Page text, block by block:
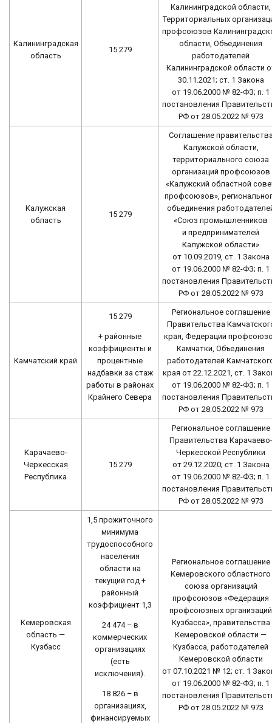
Калининградская
область
15 279
Калининградской области,
Территориальных
профсоюзов
области, Объединения
работодателей
Калининградской области
30.11.2021; ст. 1 Закона
от 19.06.2000 № 82-ФЗ; п. 1
постановления
РФ от 28.05.2022 № 973
Калужская
область
15 279
Соглашение
Калужской области,
территориального союза
организаций профсоюзов
«Калужский областной
профсоюзов»,
объединения
«Союз промышленников
и предпринимателей
Калужской области»
от 10.09.2019, ст. 1 Закона
от 19.06.2000 № 82-ФЗ; п. 1
постановления
РФ от 28.05.2022 № 973
Камчатский край
15 279
+ районные
коэффициенты и
процентные
надбавки за стаж
работы в районах
Крайнего Севера
Региональное соглашение
Правительства
края, Федерации
Камчатки, Объединения
работодателей
края от 22.12.2021, ст. 1
от 19.06.2000 № 82-ФЗ; п. 1
постановления
РФ от 28.05.2022 № 973
Карачаево-
Черкесская
Республика
15 279
Региональное соглашение
Правительства Карачаево-
Черкесской Республики
от 29.12.2020; ст. 1 Закона
от 19.06.2000 № 82-ФЗ; п. 1
постановления
РФ от 28.05.2022 № 973
Кемеровская
область —
Кузбасс
1,5 прожиточного
минимума
трудоспособного
населения
области на
текущий год +
районный
коэффициент 1,3
24 474 – в
коммерческих
организациях
(есть
исключения).
18 826 – в
организациях,
финансируемых
Региональное соглашение
Кемеровского областного
союза организаций
профсоюзов «Федерация
профсоюзных организаций
Кузбасса», правительства
Кемеровской области —
Кузбасса, работодателей
Кемеровской области
от 07.10.2021 № 12; ст. 1
от 19.06.2000 № 82-ФЗ; п. 1
постановления
РФ от 28.05.2022 № 973